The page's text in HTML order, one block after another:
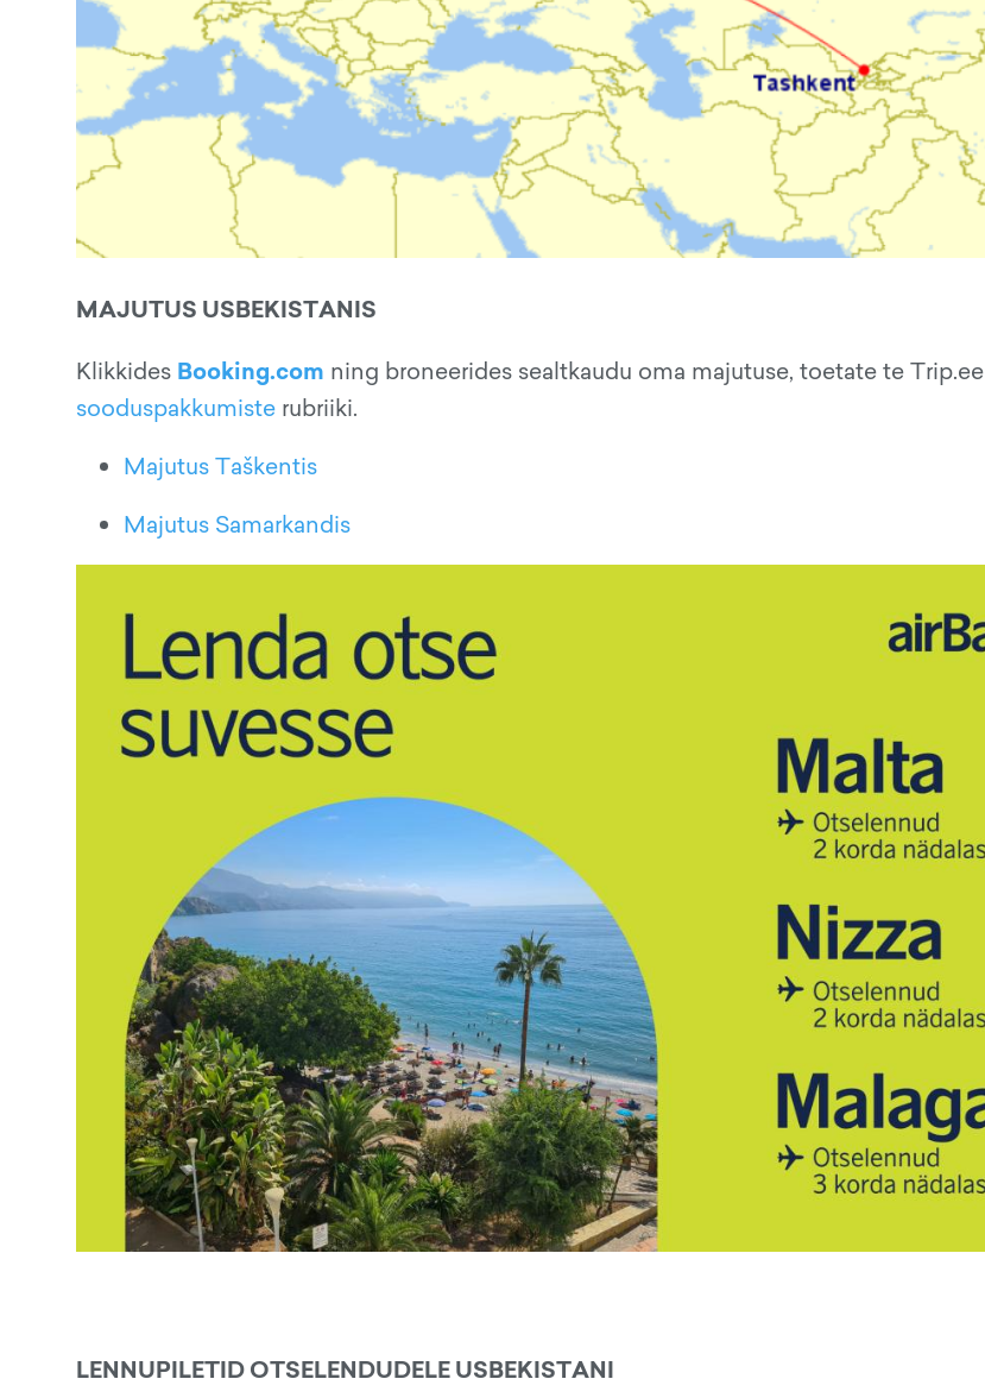
MAJUTUS USBEKISTANIS
Klikkides Booking.com ning broneerides sealtkaudu oma majutuse, toetate te Trip.ee
sooduspakkumiste rubriiki.
Majutus Taškentis
Majutus Samarkandis
LENNUPILETID OTSELENDUDELE USBEKISTANI